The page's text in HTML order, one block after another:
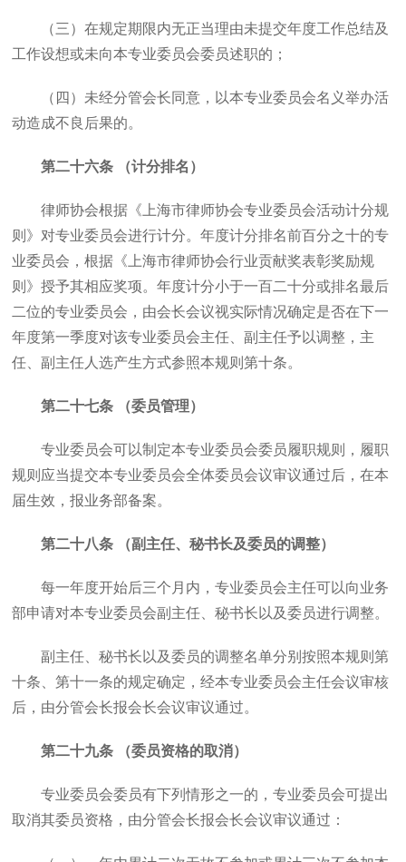
（三）在规定期限内无正当理由未提交年度工作总结及
工作设想或未向本专业委员会委员述职的；
（四）未经分管会长同意，以本专业委员会名义举办活
动造成不良后果的。
第二十六条 （计分排名）
律师协会根据《上海市律师协会专业委员会活动计分规
则》对专业委员会进行计分。年度计分排名前百分之十的专
业委员会，根据《上海市律师协会行业贡献奖表彰奖励规
则》授予其相应奖项。年度计分小于一百二十分或排名最后
二位的专业委员会，由会长会议视实际情况确定是否在下一
年度第一季度对该专业委员会主任、副主任予以调整，主
任、副主任人选产生方式参照本规则第十条。
第二十七条 （委员管理）
专业委员会可以制定本专业委员会委员履职规则，履职
规则应当提交本专业委员会全体委员会议审议通过后，在本
届生效，报业务部备案。
第二十八条 （副主任、秘书长及委员的调整）
每一年度开始后三个月内，专业委员会主任可以向业务
部申请对本专业委员会副主任、秘书长以及委员进行调整。
副主任、秘书长以及委员的调整名单分别按照本规则第
十条、第十一条的规定确定，经本专业委员会主任会议审核
后，由分管会长报会长会议审议通过。
第二十九条 （委员资格的取消）
专业委员会委员有下列情形之一的，专业委员会可提出
取消其委员资格，由分管会长报会长会议审议通过：